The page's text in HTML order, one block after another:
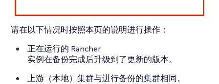
请在以下情况时按照本页的说明进行操作：
正在运行的 Rancher
实例在备份完成后升级到了更新的版本。
上游（本地）集群与进行备份的集群相同。